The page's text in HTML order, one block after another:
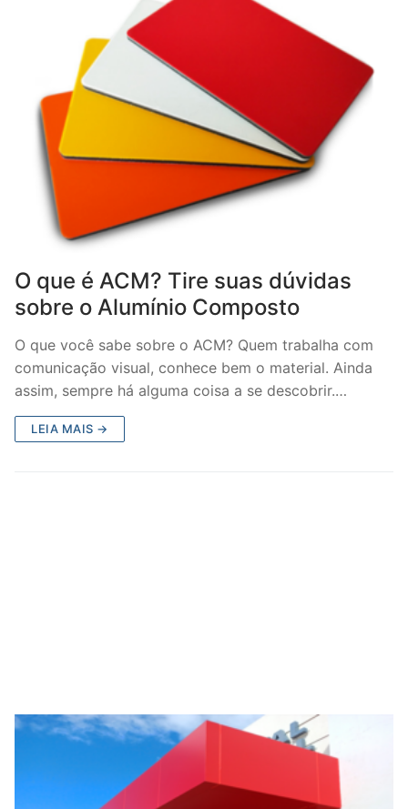
O que é ACM? Tire suas dúvidas
sobre o Alumínio Composto
O que você sabe sobre o ACM? Quem trabalha com
comunicação visual, conhece bem o material. Ainda
assim, sempre há alguma coisa a se descobrir.…
LEIA MAIS →